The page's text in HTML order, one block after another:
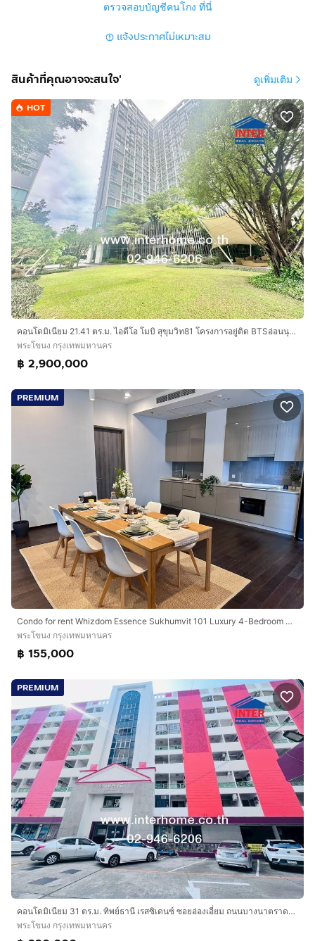
ตรวจสอบบัญชีคนโกง ที่นี่
แจ้งประกาศไม่เหมาะสม
สินค้าที่คุณอาจจะสนใจ' ดูเพิ่มเติม
HOT
คอนโดมิเนียม 21.41 ตร.ม. ไอดีโอ โมบิ สุขุมวิท81 โครงการอยู่ติด BTSอ่อนนุช ตรงข้ามโลตัสอ่อนนุช ซอยสุขุมวิท81 ถนนสุขุมวิท ถนนสุขุมวิท81
พระโขนง กรุงเทพมหานคร
฿ 2,900,000
PREMIUM
Condo for rent Whizdom Essence Sukhumvit 101 Luxury 4-Bedroom Condo for Rent 202 SQ.M.
พระโขนง กรุงเทพมหานคร
฿ 155,000
PREMIUM
คอนโดมิเนียม 31 ตร.ม. ทิพย์ธานี เรสซิเดนซ์ ซอยอ่องเอี่ยม ถนนบางนาตราด32 ถนนบางนา เขตพระโขนง กรุงเทพมหานคร
พระโขนง กรุงเทพมหานคร